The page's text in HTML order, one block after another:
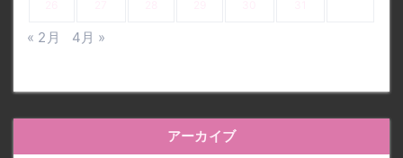
« 2月 4月 »
アーカイブ